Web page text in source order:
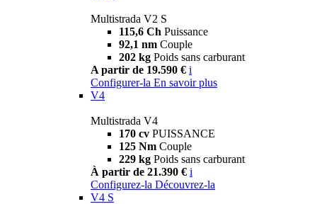
Multistrada V2 S
115,6 Ch Puissance
92,1 nm Couple
202 kg Poids sans carburant
A partir de 19.590 € i
Configurer-la En savoir plus
V4
Multistrada V4
170 cv PUISSANCE
125 Nm Couple
229 kg Poids sans carburant
À partir de 21.390 € i
Configurez-la Découvrez-la
V4 S